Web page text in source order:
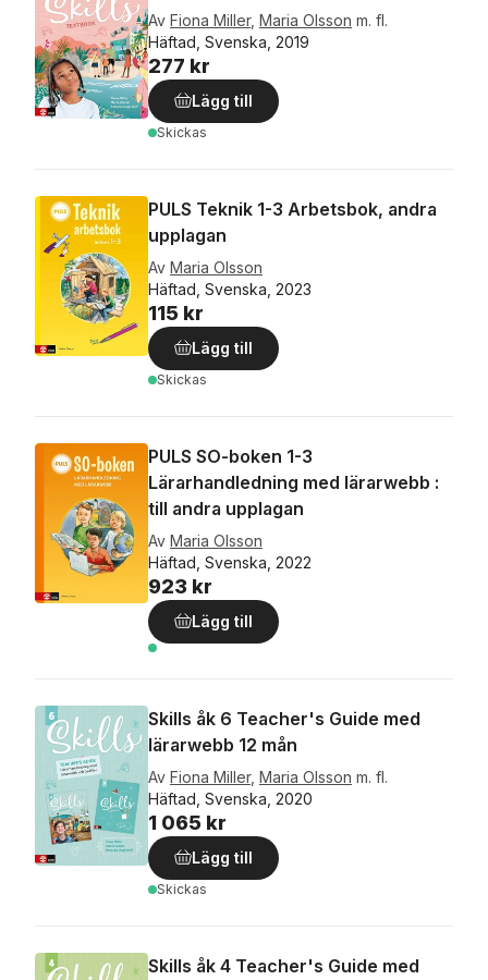
Av Fiona Miller, Maria Olsson m. fl.
Häftad, Svenska, 2019
277 kr
Lägg till
Skickas
PULS Teknik 1-3 Arbetsbok, andra
upplagan
Av Maria Olsson
Häftad, Svenska, 2023
115 kr
Lägg till
Skickas
PULS SO-boken 1-3
Lärarhandledning med lärarwebb :
till andra upplagan
Av Maria Olsson
Häftad, Svenska, 2022
923 kr
Lägg till
Skills åk 6 Teacher's Guide med
lärarwebb 12 mån
Av Fiona Miller, Maria Olsson m. fl.
Häftad, Svenska, 2020
1 065 kr
Lägg till
Skickas
Skills åk 4 Teacher's Guide med